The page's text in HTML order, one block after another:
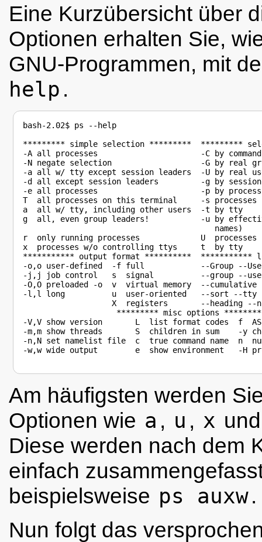
Eine Kurzübersicht über
Optionen erhalten Sie,
GNU-Programmen, mit
help .
bash-2.02$ ps --help
********* simple selection *********  *********
-A all processes                      -C by command
-N negate selection                   -G by real
-a all w/ tty except session leaders  -U by real
-d all except session leaders         -g by session
-e all processes                      -p by process
T  all processes on this terminal     -s processes
a  all w/ tty, including other users  -t by tty
g  all, even group leaders!           -u by
                                         names)
r  only running processes             U  processes
x  processes w/o controlling ttys     t  by tty
*********** output format **********  ***********
-o,o user-defined  -f full            --Group --
-j,j job control   s  signal          --group --
-O,O preloaded -o  v  virtual memory  --
-l,l long          u  user-oriented   --sort --tty
X  registers       --heading --
********* misc options
-V,V show version       L  list format codes  f
-m,m show threads       S  children in sum    -y
-n,N set namelist file  c  true command name  n
-w,w wide output        e  show environment   -H
Am häufigsten werden
Optionen wie a , u , x
Diese werden nach dem
einfach
beispielsweise ps auxw.
Nun folgt das